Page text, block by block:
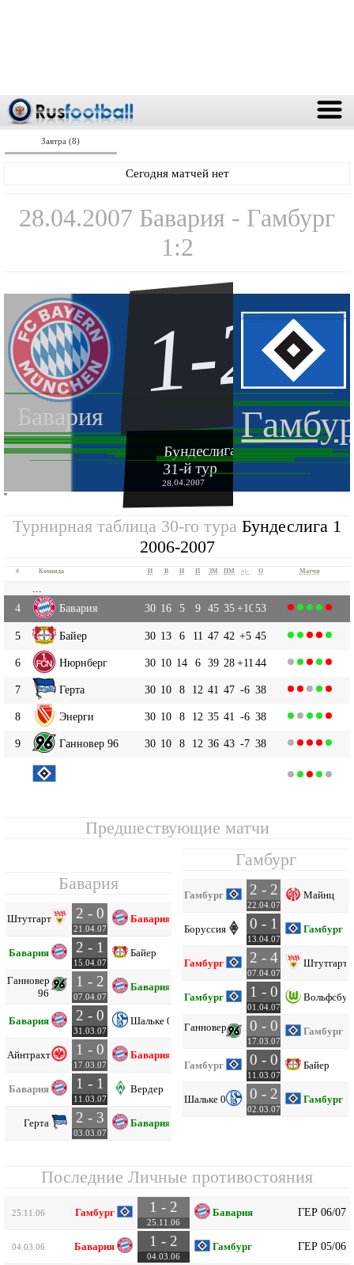
Завтра (8)
Сегодня матчей нет
28.04.2007 Бавария - Гамбург
1:2
Бавария
1-2
Бундеслига 1 2006-2007
31-й тур
28.04.2007
''
Турнирная таблица 30-го тура Бундеслига 1
2006-2007
# Команда И В Н П ЗМ ПМ +|- О Матчи
4
Бавария 30 16 5 9 45 35+10 53
5 Байер 30 13 6 11 47 42 +5 45
6 Нюрнберг 30 10 14 6 39 28+11 44
7 Герта 30 10 8 12 41 47 -6 38
8 Энерги 30 10 8 12 35 41 -6 38
9 Ганновер 96 30 10 8 12 36 43 -7 38
Предшествующие матчи
Бавария
Штутгарт 2 - 0
21.04.07
Бавария
Бавария 2 - 1
15.04.07
Байер
Ганновер
96
1 - 2
07.04.07
Бавария
Бавария 2 - 0
31.03.07
Шальке 04
Айнтрахт Ф 1 - 0
17.03.07
Бавария
Бавария 1 - 1
11.03.07
Вердер
Герта 2 - 3
03.03.07
Бавария
Гамбург
Гамбург 2 - 2
22.04.07
Майнц
Боруссия М 0 - 1
13.04.07
Гамбург
Гамбург 2 - 4
07.04.07
Штутгарт
Гамбург 1 - 0
01.04.07
Ганновер96 0 - 0
17.03.07
Гамбург
Гамбург 0 - 0
11.03.07
Байер
Шальке 04 0 - 2
02.03.07
Гамбург
Последние Личные противостояния
25.11.06 Гамбург 1 - 2
25.11.06
Бавария ГЕР 06/07
04.03.06 Бавария 1 - 2
04.03.06
Гамбург ГЕР 05/06